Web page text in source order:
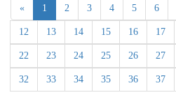
« 1 2 3 4 5 6
12 13 14 15 16 17
22 23 24 25 26 27
32 33 34 35 36 37